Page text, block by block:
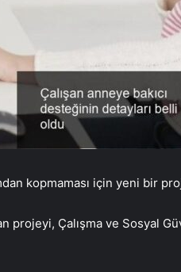
kopmaması için yeni bir
projeyi, Çalışma ve Sosyal